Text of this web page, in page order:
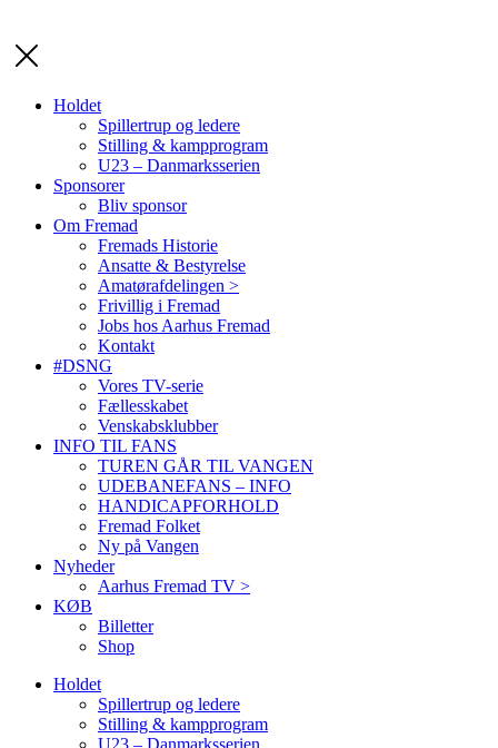
Holdet
Spillertrup og ledere
Stilling & kampprogram
U23 – Danmarksserien
Sponsorer
Bliv sponsor
Om Fremad
Fremads Historie
Ansatte & Bestyrelse
Amatørafdelingen >
Frivillig i Fremad
Jobs hos Aarhus Fremad
Kontakt
#DSNG
Vores TV-serie
Fællesskabet
Venskabsklubber
INFO TIL FANS
TUREN GÅR TIL VANGEN
UDEBANEFANS – INFO
HANDICAPFORHOLD
Fremad Folket
Ny på Vangen
Nyheder
Aarhus Fremad TV >
KØB
Billetter
Shop
Holdet
Spillertrup og ledere
Stilling & kampprogram
U23 – Danmarksserien